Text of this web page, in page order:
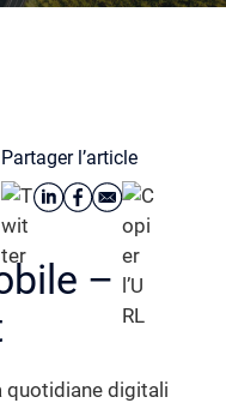
Partager l’article
–
quotidiane digitali